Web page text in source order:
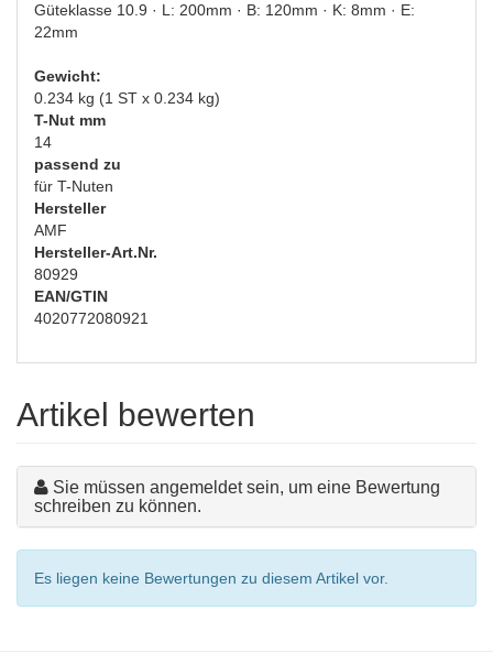
Güteklasse 10.9 · L: 200mm · B: 120mm · K: 8mm · E:
22mm
Gewicht:
0.234 kg (1 ST x 0.234 kg)
T-Nut mm
14
passend zu
für T-Nuten
Hersteller
AMF
Hersteller-Art.Nr.
80929
EAN/GTIN
4020772080921
Artikel bewerten
Sie müssen angemeldet sein, um eine Bewertung
schreiben zu können.
Es liegen keine Bewertungen zu diesem Artikel vor.